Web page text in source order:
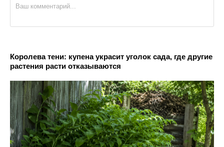
Королева тени: купена украсит уголок сада, где другие
растения расти отказываются